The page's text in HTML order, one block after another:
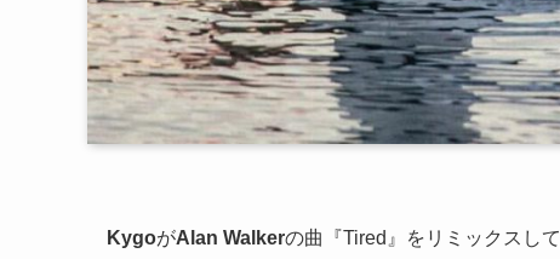
KygoがAlan Walkerの曲『Tired』をリミックスし